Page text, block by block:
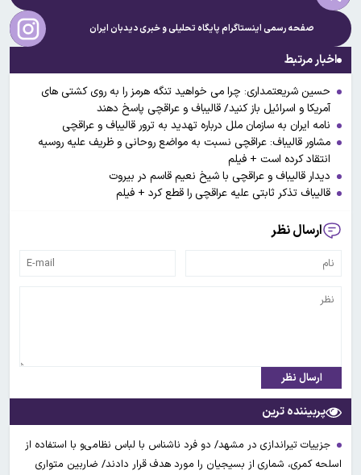
صفحه رسمی اینستاگرام پایگاه تحلیلی و خبریدیدبان ایران
اخبار مرتبط
حسین شریعتمداری: چرا می خواهید تنگه هرمز را به روی کشتی های
آمریکا و اسرائیل باز کنید/ قالیباف و عراقچی پاسخ دهند
نامه ایران به سازمان ملل درباره تهدید به ترور قالیباف و عراقچی
مشاور قالیباف: عراقچی نسبت به مواضع روحانی و ظریف علیه روسیه
انتقاد کرده است + فیلم
دیدار قالیباف و عراقچی با شیخ نعیم قاسم در بیروت
قالیباف تذکر ثابتی علیه عراقچی را قطع کرد + فیلم
ارسال نظر
ارسال نظر
پربیننده ترین
جزییات تیراندازی در مشهد/ دو فرد ناشناس با لباس نظامی‌و با استفاده از
اسلحه کمری، شماری از بسیجیان را مورد هدف قرار دادند/ ضاربین متواری